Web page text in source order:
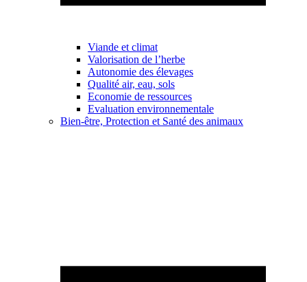
Viande et climat
Valorisation de l’herbe
Autonomie des élevages
Qualité air, eau, sols
Economie de ressources
Evaluation environnementale
Bien-être, Protection et Santé des animaux